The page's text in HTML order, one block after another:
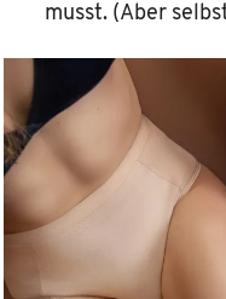
musst. (Aber